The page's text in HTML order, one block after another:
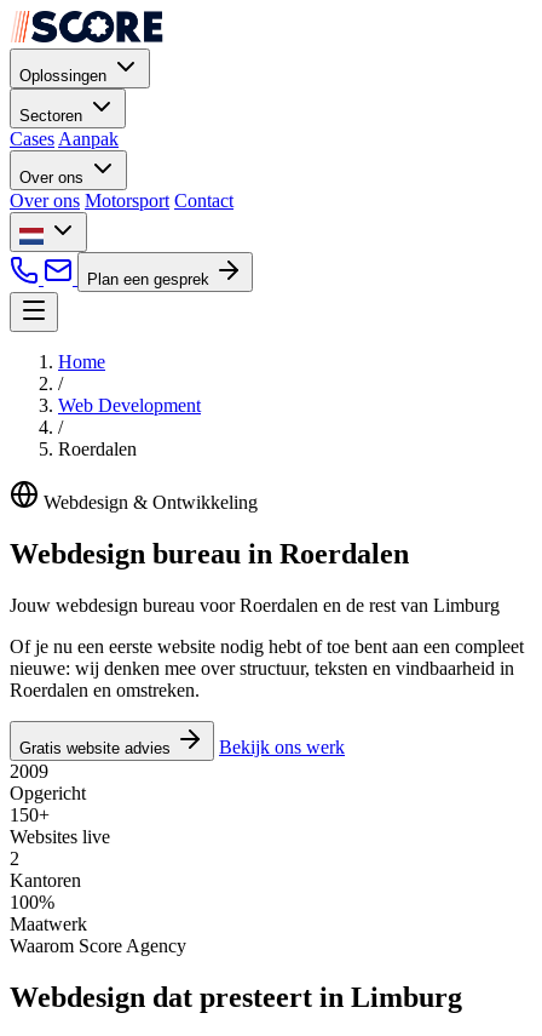
Oplossingen
Sectoren
Cases Aanpak
Over ons
Over ons Motorsport Contact
Plan een gesprek
Home
/
Web Development
/
Roerdalen
Webdesign & Ontwikkeling
Webdesign bureau in Roerdalen
Jouw webdesign bureau voor Roerdalen en de rest van Limburg
Of je nu een eerste website nodig hebt of toe bent aan een compleet
nieuwe: wij denken mee over structuur, teksten en vindbaarheid in
Roerdalen en omstreken.
Gratis website advies
Bekijk ons werk
2009
Opgericht
150+
Websites live
2
Kantoren
100%
Maatwerk
Waarom Score Agency
Webdesign dat presteert in Limburg